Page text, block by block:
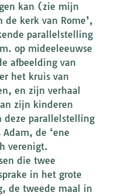
kan (zie mijn
kerk van Rome’,
parallelstelling
op mideeleeuwse
afbeelding van
het kruis van
en zijn verhaal
zijn kinderen
deze parallelstelling
de ‘ene
verenigt.
die twee
in het grote
de tweede maal in